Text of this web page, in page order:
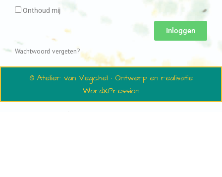
Onthoud mij
Inloggen
Wachtwoord vergeten?
© Atelier van Vegchel · Ontwerp en realisatie
WordXPression